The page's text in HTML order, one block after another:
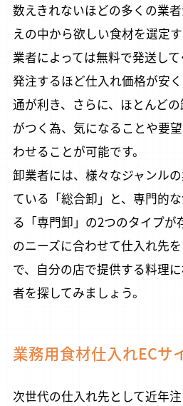
数えきれないほどの多くの業
えの中から欲しい食材を選定す
業者によっては無料で発送し
発注するほど仕入れ価格が安
通が利き、さらに、ほとんど
がつく為、気になることや要
わせることが可能です。
卸業者には、様々なジャンル
ている「総合卸」と、専門的
る「専門卸」の2つのタイプが
のニーズに合わせて仕入れ先
で、自分の店で提供する料理
者を探してみましょう。
業務用食材仕入れECサ
次世代の仕入れ先として近年